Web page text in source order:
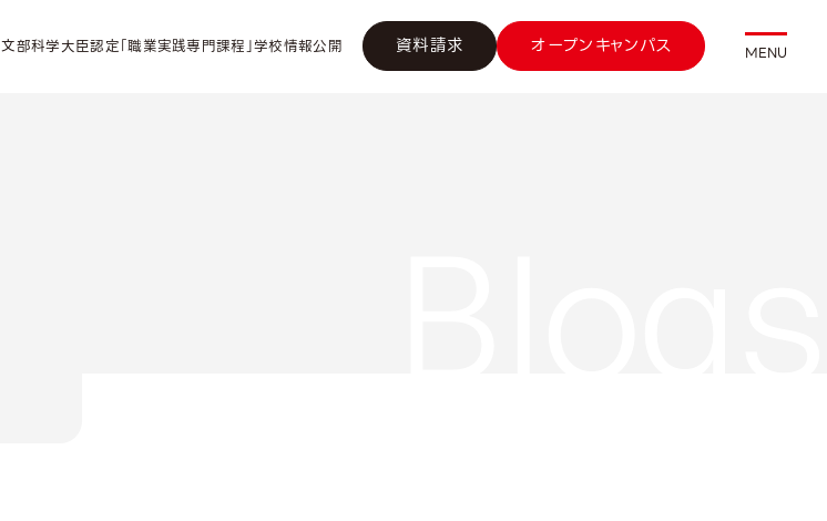
文部科学大臣認定「職業実践専門課程」学校情報公開 資料請求 オープンキャンパス MENU